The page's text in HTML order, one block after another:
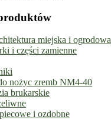
miejska i ogrodowa
i części zamienne
nożyc zremb NM4-40
brukarskie
i ozdobne